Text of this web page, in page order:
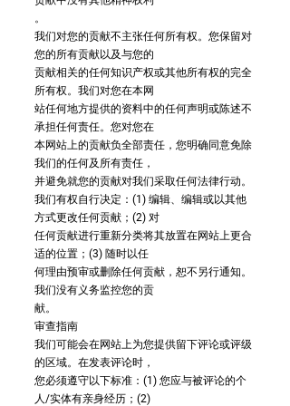
。
我们对您的贡献不主张任何所有权。您保留对
您的所有贡献以及与您的
贡献相关的任何知识产权或其他所有权的完全
所有权。我们对您在本网
站任何地方提供的资料中的任何声明或陈述不
承担任何责任。您对您在
本网站上的贡献负全部责任，您明确同意免除
我们的任何及所有责任，
并避免就您的贡献对我们采取任何法律行动。
我们有权自行决定：(1) 编辑、编辑或以其他
方式更改任何贡献；(2) 对
任何贡献进行重新分类将其放置在网站上更合
适的位置；(3) 随时以任
何理由预审或删除任何贡献，恕不另行通知。
我们没有义务监控您的贡
献。
审查指南
我们可能会在网站上为您提供留下评论或评级
的区域。在发表评论时，
您必须遵守以下标准：(1) 您应与被评论的个
人/实体有亲身经历；(2)